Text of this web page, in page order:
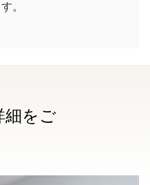
。
細をご